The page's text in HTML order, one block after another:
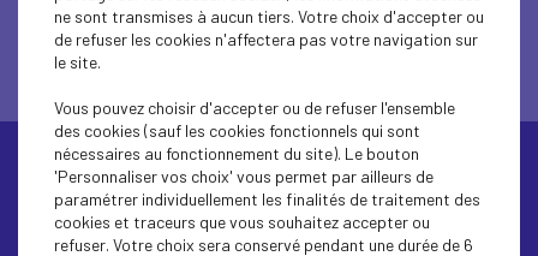
ne sont transmises à aucun tiers. Votre choix d'accepter ou
de refuser les cookies n'affectera pas votre navigation sur
le site.
Vous pouvez choisir d'accepter ou de refuser l'ensemble
des cookies (sauf les cookies fonctionnels qui sont
nécessaires au fonctionnement du site). Le bouton
'Personnaliser vos choix' vous permet par ailleurs de
paramétrer individuellement les finalités de traitement des
cookies et traceurs que vous souhaitez accepter ou
refuser. Votre choix sera conservé pendant une durée de 6